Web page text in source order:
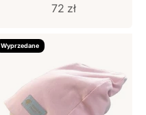
Cena sprzedaży
72 zł
Wyprzedane